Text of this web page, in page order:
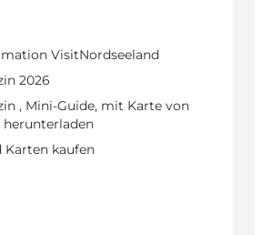
VisitNordseeland
2026
, Mini-Guide, mit Karte von
herunterladen
Karten kaufen